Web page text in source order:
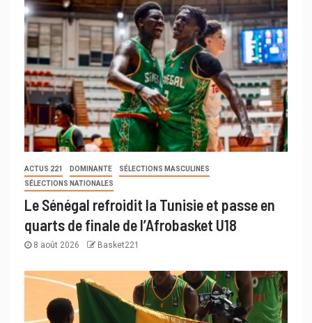
ACTUS 221 DOMINANTE
SÉLECTIONS MASCULINES
SÉLECTIONS NATIONALES
Le Sénégal refroidit la Tunisie et passe en
quarts de finale de l’Afrobasket U18
8 août 2026 Basket221